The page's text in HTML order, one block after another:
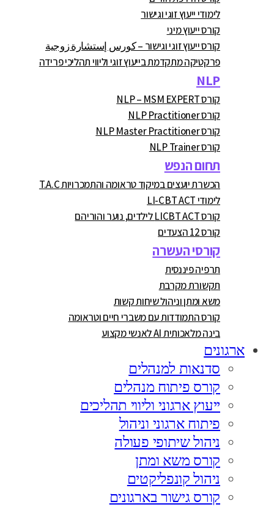
לימודי ייעוץ זוגי וגישור
קורס ייעוץ מיני
קורס ייעוץ זוגי וגישור – كورس إستشارة زوجية
פרקטיקה מתקדמת בייעוץ זוגי וליווי תהליכי פרידה
NLP
קורס NLP – MSM EXPERT
קורס NLP Practitioner
קורס NLP Master Practitioner
קורס NLP Trainer
תחום הנפש
הכשרת יועצים במיקוד טראומה והתמכרויות T.A.C
לימודי LI-CBT ACT
קורס LICBT ACT לילדים, נוער והוריהם
קורס 12 הצעדים
קורסי העשרה
תרפיה פיננסית
תקשורת מקרבת
משא ומתן וניהול שיחות קשות
קורס התמודדות עם משברי חיים וטראומה
בינה מלאכותית AI לאנשי מקצוע
ארגונים
סדנאות למנהלים
קורס פיתוח מנהלים
ייעוץ ארגוני וליווי תהליכים
פיתוח ארגוני וניהול
ניהול שיתופי פעולה
קורס משא ומתן
ניהול קונפליקטים
קורס גישור בארגונים